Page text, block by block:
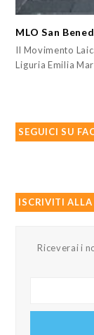
MLO San
Il Movimento
Liguria Emilia
SEGUICI SU
ISCRIVITI ALLA
Riceverai i